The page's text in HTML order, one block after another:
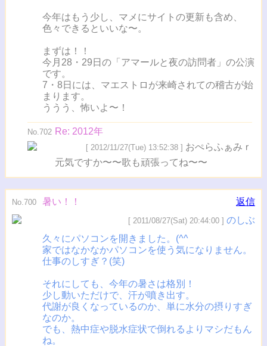
今年はもう少し、マメにサイトの更新も含め、
色々できるといいな〜。
まずは！！
今月28・29日の「アマールと夜の訪問者」の公演
です。
7・8日には、マエストロが来崎されての稽古が始
まります。
ううう、怖いよ〜！
No.702 Re: 2012年
[ 2012/11/27(Tue) 13:52:38 ] おぺらふぁみｒ
元気ですか〜〜歌も頑張ってね〜〜
No.700 暑い！！ 返信
[ 2011/08/27(Sat) 20:44:00 ] のしぶ
久々にパソコンを開きました。(^^ゞ
家ではなかなかパソコンを使う気になりません。
仕事のしすぎ？(笑)
それにしても、今年の暑さは格別！
少し動いただけで、汗が噴き出す。
代謝が良くなっているのか、単に水分の摂りすぎ
なのか。
でも、熱中症や脱水症状で倒れるよりマシだもん
ね。